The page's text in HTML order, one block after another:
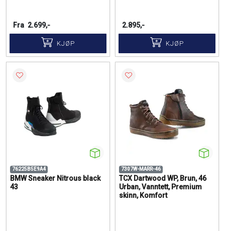
Fra 2.699,-
KJØP
2.895,-
KJØP
76225B5E9A4
BMW Sneaker Nitrous black
43
7307W-MARR-46
TCX Dartwood WP, Brun, 46
Urban, Vanntett, Premium
skinn, Komfort